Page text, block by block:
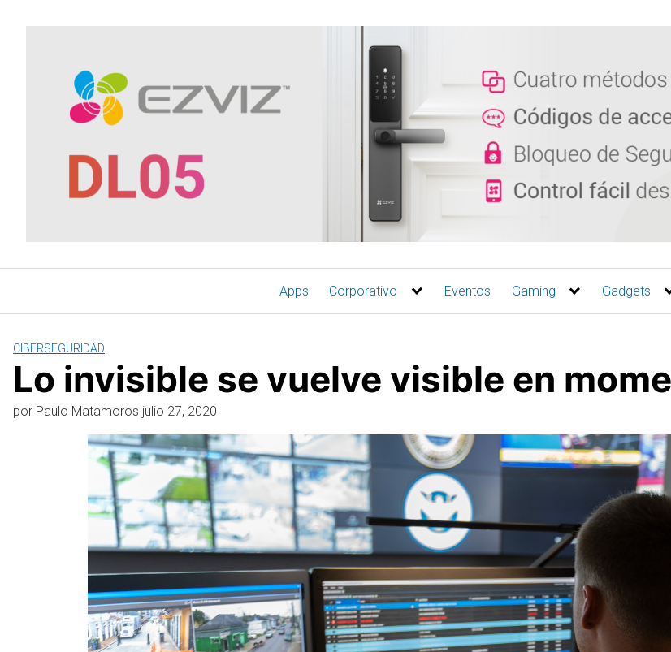
Apps Corporativo Eventos Gaming Gadgets
CIBERSEGURIDAD
Lo invisible se vuelve visible en
por Paulo Matamoros julio 27, 2020